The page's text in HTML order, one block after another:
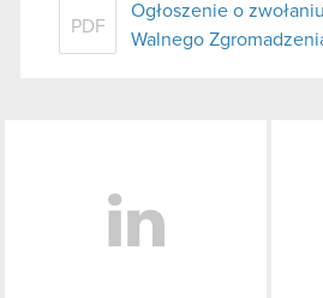
PDF
Ogłoszenie o
Walnego